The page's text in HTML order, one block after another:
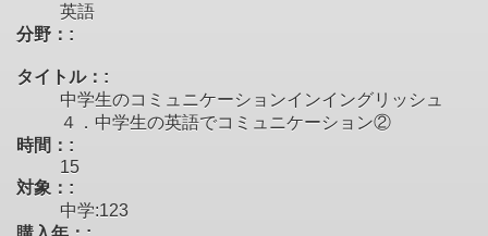
英語
分野：:
タイトル：:
中学生のコミュニケーションインイングリッシュ
４．中学生の英語でコミュニケーション②
時間：:
15
対象：:
中学:123